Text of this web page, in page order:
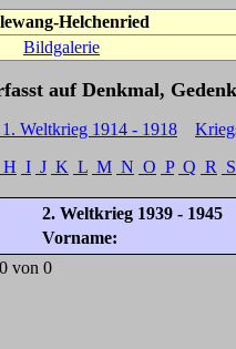
Helchenried
Bildgalerie
auf Denkmal,
Weltkrieg 1914 - 1918
H I J K L M N O P Q R S
2. Weltkrieg 1939 - 1945
Vorname:
von 0